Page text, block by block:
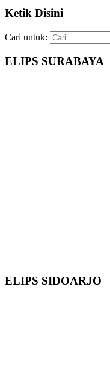
Ketik Disini
Cari untuk:
ELIPS SURABAYA
ELIPS SIDOARJO